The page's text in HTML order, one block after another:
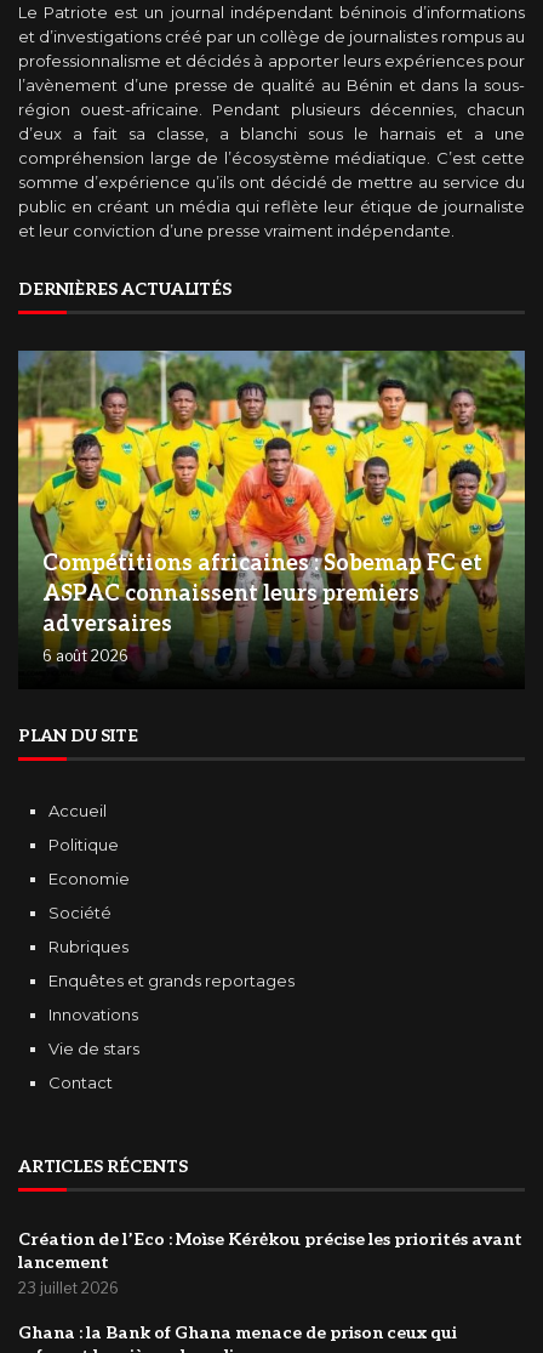
Le Patriote est un journal indépendant béninois d’informations
et d’investigations créé par un collège de journalistes rompus au
professionnalisme et décidés à apporter leurs expériences pour
l’avènement d’une presse de qualité au Bénin et dans la sous-
région ouest-africaine. Pendant plusieurs décennies, chacun
d’eux a fait sa classe, a blanchi sous le harnais et a une
compréhension large de l’écosystème médiatique. C’est cette
somme d’expérience qu’ils ont décidé de mettre au service du
public en créant un média qui reflète leur étique de journaliste
et leur conviction d’une presse vraiment indépendante.
DERNIÈRES ACTUALITÉS
Compétitions africaines : Sobemap FC et
ASPAC connaissent leurs premiers
adversaires
6 août 2026
PLAN DU SITE
Accueil
Politique
Economie
Société
Rubriques
Enquêtes et grands reportages
Innovations
Vie de stars
Contact
ARTICLES RÉCENTS
Création de l’Eco : Moìse Kérėkou précise les priorités avant
lancement
23 juillet 2026
‎Ghana : la Bank of Ghana menace de prison ceux qui